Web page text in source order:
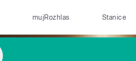
mujRozhlas Stanice